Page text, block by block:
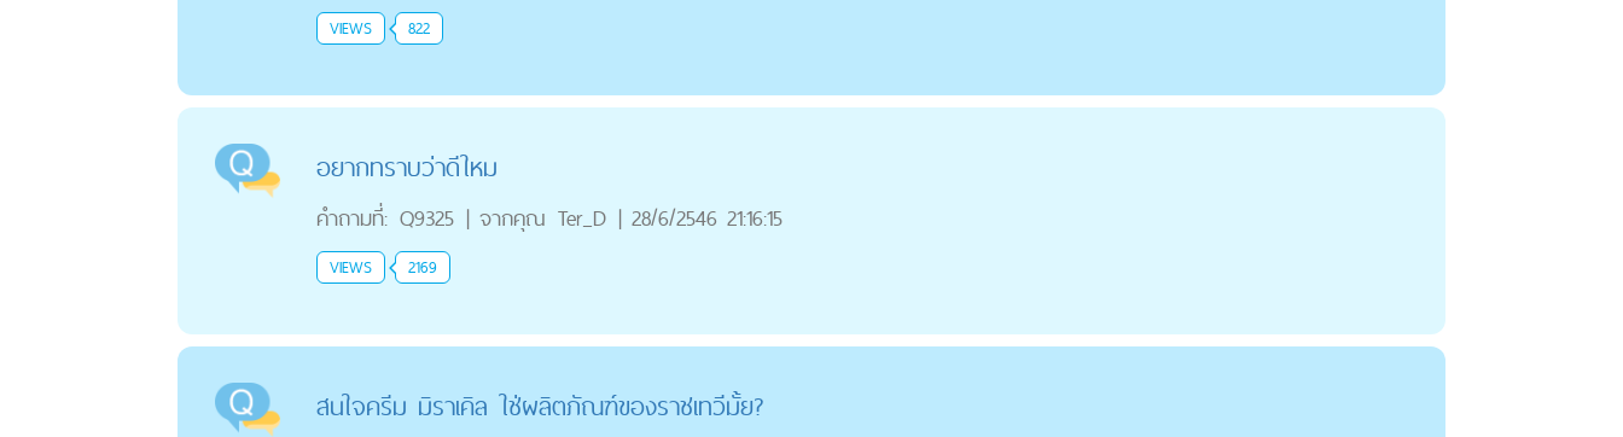
VIEWS 822
อยากทราบว่าดีใหม
คำถามที่: Q9325 | จากคุณ Ter_D | 28/6/2546 21:16:15
VIEWS 2169
สนใจครีม มิราเคิล ใช่ผลิตภัณฑ์ของราชเทวีมั้ย?